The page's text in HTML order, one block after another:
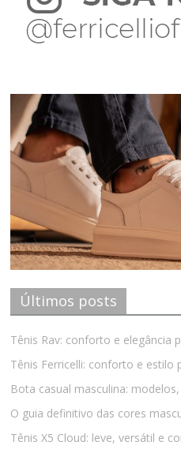
Últimos posts
Tênis Rav: conforto e elegância
Tênis Ferricelli: conforto e
Bota casual masculina:
O guia definitivo das cores
Tênis X5 Cloud: leve, versátil e